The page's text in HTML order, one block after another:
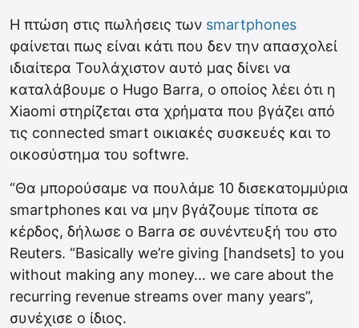
Η πτώση στις πωλήσεις των smartphones
φαίνεται πως είναι κάτι που δεν την απασχολεί
ιδιαίτερα Τουλάχιστον αυτό μας δίνει να
καταλάβουμε ο Hugo Barra, ο οποίος λέει ότι η
Xiaomi στηρίζεται στα χρήματα που βγάζει από
τις connected smart οικιακές συσκευές και το
οικοσύστημα του softwre.
“Θα μπορούσαμε να πουλάμε 10 δισεκατομμύρια
smartphones και να μην βγάζουμε τίποτα σε
κέρδος, δήλωσε ο Barra σε συνέντευξή του στο
Reuters. “Basically we’re giving [handsets] to you
without making any money… we care about the
recurring revenue streams over many years”,
συνέχισε ο ίδιος.